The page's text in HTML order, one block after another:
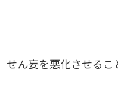
せん妄を悪化させる